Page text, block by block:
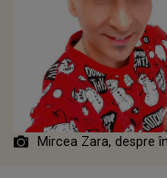
Mircea Zara, despre